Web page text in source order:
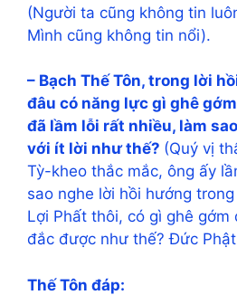
(Người ta cũng không tin
Mình cũng không tin nổi).
– Bạch Thế Tôn, trong lời
đâu có năng lực gì ghê
đã lầm lỗi rất nhiều, làm
với ít lời như thế? (Quý vị
Tỳ-kheo thắc mắc, ông ấy
sao nghe lời hồi hướng
Lợi Phất thôi, có gì ghê gớm
đắc được như thế? Đức
Thế Tôn đáp: